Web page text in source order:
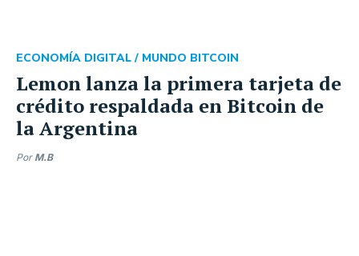
Lemon lanza la primera tarjeta de
crédito respaldada en Bitcoin de
la Argentina
ECONOMÍA DIGITAL / MUNDO BITCOIN
Por M.B